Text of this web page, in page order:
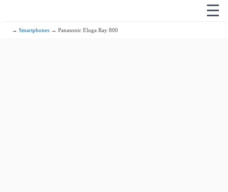
☰
→Smartphones → Panasonic Eluga Ray 800